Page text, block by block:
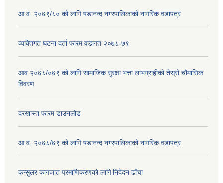
आ.व. २०७९/८० को लागि षडानन्द नगरपालिकाको नागरिक वडापत्र
व्यक्तिगत घटना दर्ता फारम वडागत २०७८-७९
आव २०७८/०७९ को लागि सामाजिक सुरक्षा भत्ता लाभग्राहीको तेस्रो चौमासिक
विवरण
दरखास्त फारम डाउनलोड
आ.व. २०७८/७९ को लागि षडानन्द नगरपालिकाको नागरिक वडापत्र
कन्सुलर कागजात प्रमाणिकरणको लागि निदेदन ढाँचा